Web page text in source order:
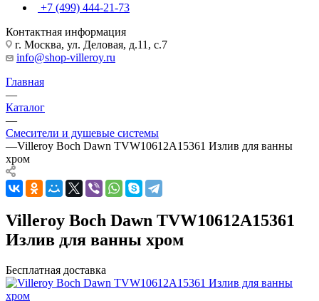
+7 (499) 444-21-73
Контактная информация
г. Москва, ул. Деловая, д.11, с.7
info@shop-villeroy.ru
Главная
—
Каталог
—
Смесители и душевые системы
—Villeroy Boch Dawn TVW10612A15361 Излив для ванны
хром
Villeroy Boch Dawn TVW10612A15361
Излив для ванны хром
Бесплатная доставка